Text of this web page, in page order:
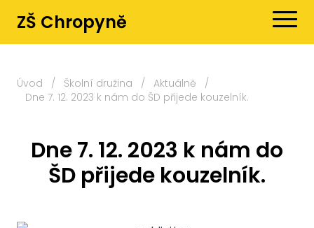
ZŠ Chropyně
Úvod / Školní družina / Aktuálně
/
Dne 7. 12. 2023 k nám do ŠD přijede kouzelník.
Dne 7. 12. 2023 k nám do
ŠD přijede kouzelník.